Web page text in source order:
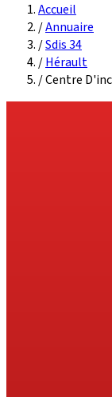
Accueil
/Annuaire
/Sdis 34
/Hérault
/Centre